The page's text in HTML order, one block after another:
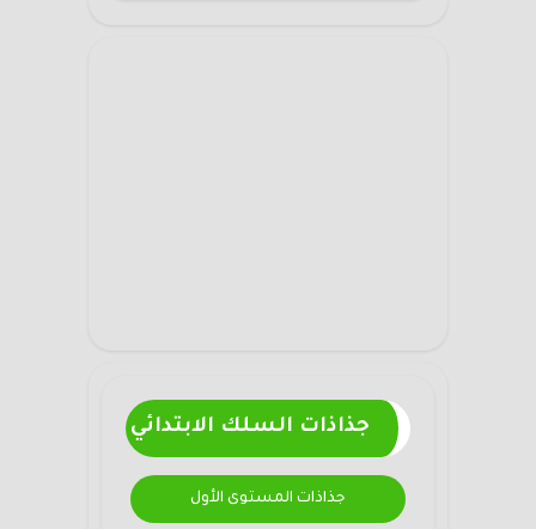
جذاذات السلك الابتدائي
جذاذات المستوى الأول